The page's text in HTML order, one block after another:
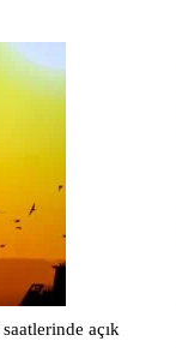
açık